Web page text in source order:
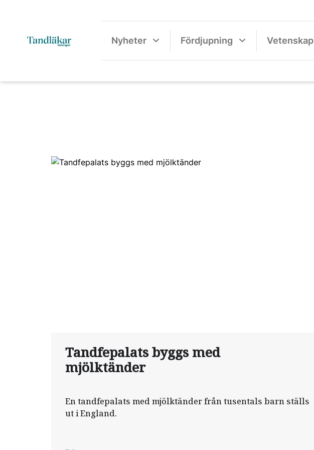
Nyheter Fördjupning Vetenskap
Tandfepalats byggs med
mjölktänder
En tandfepalats med mjölktänder från tusentals barn ställs
ut i England.